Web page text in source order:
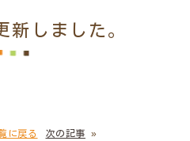
新しました。
に戻る 次の記事 »